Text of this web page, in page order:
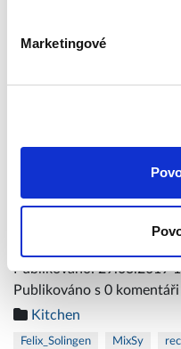
Marketingové
Publikováno: 29.03.2019
Publikováno s 0 komentáři
Kitchen
Felix_Solingen MixSy